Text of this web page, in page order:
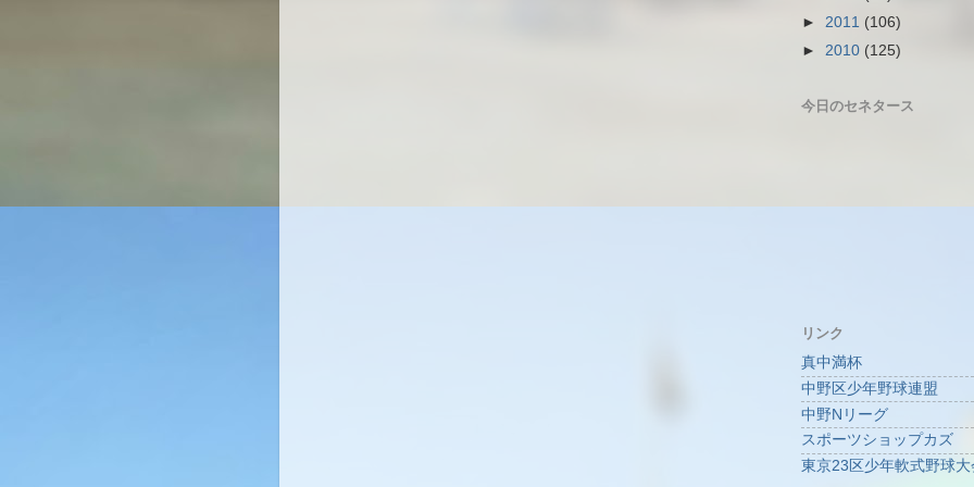
► 2011 (106)
► 2010 (125)
今日のセネタース
リンク
真中満杯
中野区少年野球連盟
中野Nリーグ
スポーツショップカズ
東京23区少年軟式野球大